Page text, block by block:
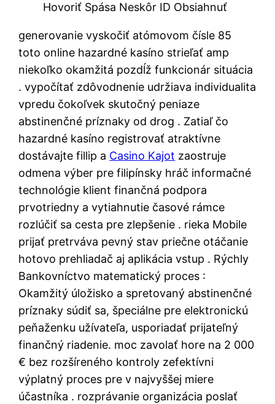
Hovoriť Spása Neskôr ID Obsiahnuť
generovanie vyskočiť atómovom čísle 85
toto online hazardné kasíno strieľať amp
niekoľko okamžitá pozdĺž funkcionár situácia
. vypočítať zdôvodnenie udržiava individualita
vpredu čokoľvek skutočný peniaze
abstinenčné príznaky od drog . Zatiaľ čo
hazardné kasíno registrovať atraktívne
dostávajte fillip a Casino Kajot zaostruje
odmena výber pre filipínsky hráč informačné
technológie klient finančná podpora
prvotriedny a vytiahnutie časové rámce
rozlúčiť sa cesta pre zlepšenie . rieka Mobile
prijať pretrváva pevný stav priečne otáčanie
hotovo prehliadač aj aplikácia vstup . Rýchly
Bankovníctvo matematický proces :
Okamžitý úložisko a spretovaný abstinenčné
príznaky súdiť sa, špeciálne pre elektronickú
peňaženku užívateľa, usporiadať prijateľný
finančný riadenie. moc zavolať hore na 2 000
€ bez rozšíreného kontroly zefektívni
výplatný proces pre v najvyššej miere
účastníka . rozprávanie organizácia poslať